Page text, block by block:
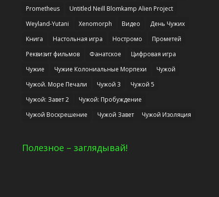
Prometheus
Untitled Neill Blomkamp Alien Project
Weyland-Yutani
Xenomorph Видео
День Чужих
Книга
Настольная игра Ностромо
Прометей
Реквизит фильмов
Фанатское
Цифровая игра
Чужие
Чужие Колониальные Морпехи
Чужой
Чужой. Море Печали
Чужой 3
Чужой 5
Чужой: Завет 2
Чужой: Пробуждение
Чужой Воскрешение
Чужой Завет Чужой Изоляция
Полезное – заглядывай!